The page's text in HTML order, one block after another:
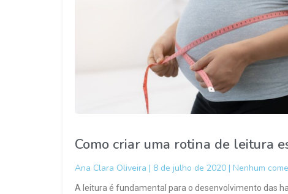
Como criar uma rotina de leitura
Ana Clara Oliveira 8 de julho de 2020 Nenhum
A leitura é fundamental para o desenvolvimento das